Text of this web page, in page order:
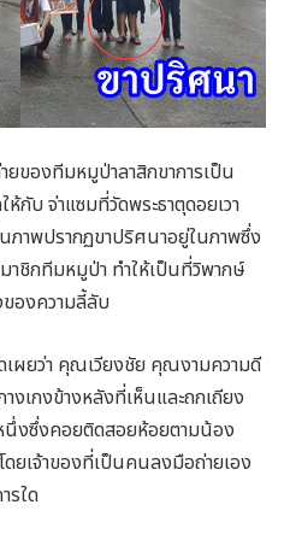
ของทีมหมูป่าลาสิกขาการเป็น
บ จ่าแซมที่วัดพระธาตุดอยเวา
าพปรากฏขาปริศนาอยู่ในภาพซึ่ง
ชิกทีมหมูป่า ทำให้เป็นที่วิพากษ์
องความลี้ลับ
เผยว่า คุณเวียงชัย คุณงามความดี
งเกงข้างหลังที่เห็นและถกเถียง
งซึ่งคอยติดสอยห้อยตามน้อง
ยเจ้าของที่เป็นคนลงมือถ่ายเอง
รใด